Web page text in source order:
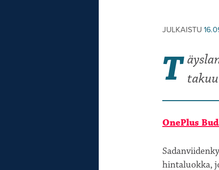
JULKAISTU
T
OnePlus
hintaluokka,